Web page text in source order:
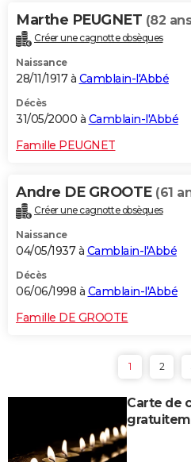
Marthe PEUGNET (82
Créer une cagnotte obsèques
Naissance
28/11/1917 à Camblain-l'Abbé
Décès
31/05/2000 à Camblain-l'Abbé
Famille PEUGNET
Andre DE GROOTE (61
Créer une cagnotte obsèques
Naissance
04/05/1937 à Camblain-l'Abbé
Décès
06/06/1998 à Camblain-l'Abbé
Famille DE GROOTE
1 2
Carte de